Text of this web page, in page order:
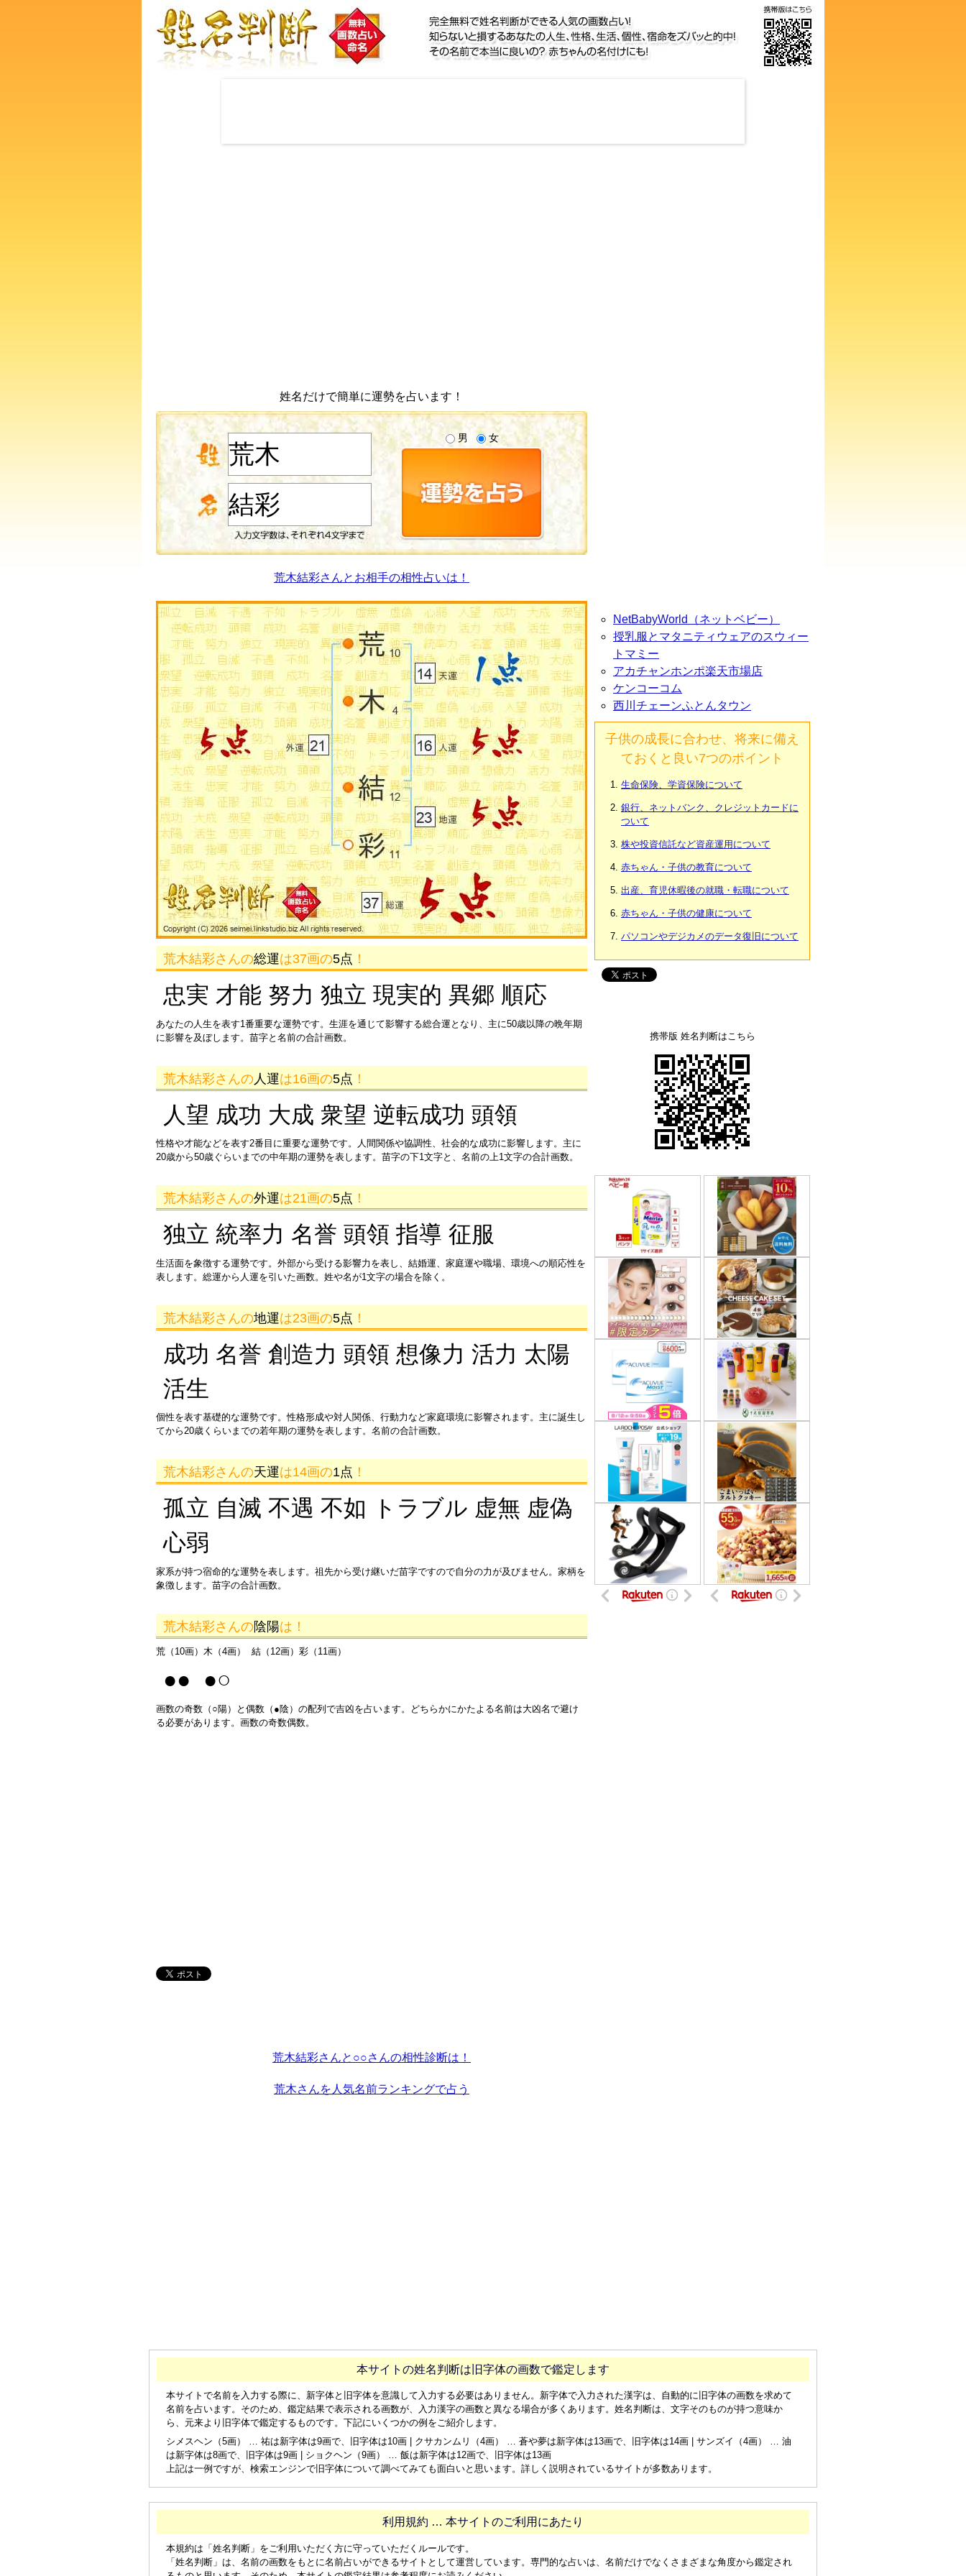
姓名だけで簡単に運勢を占います！
男 女
荒木結彩さんとお相手の相性占いは！
荒木結彩さんの総運は37画の5点 ！
忠実 才能 努力 独立 現実的 異郷 順応
あなたの人生を表す1番重要な運勢です。生涯を通じて影響する総合運となり、主に50歳以降の晩年期
に影響を及ぼします。苗字と名前の合計画数。
荒木結彩さんの 人運は16画の5点 ！
人望 成功 大成 衆望 逆転成功 頭領
性格や才能などを表す2番目に重要な運勢です。人間関係や協調性、社会的な成功に影響します。主に
20歳から50歳ぐらいまでの中年期の運勢を表します。苗字の下1文字と、名前の上1文字の合計画数。
荒木結彩さんの外運は21画の5点 ！
独立 統率力 名誉 頭領 指導 征服
生活面を象徴する運勢です。外部から受ける影響力を表し、結婚運、家庭運や職場、環境への順応性を
表します。総運から人運を引いた画数。姓や名が1文字の場合を除く。
荒木結彩さんの地運は23画の5点 ！
成功 名誉 創造力 頭領 想像力 活力 太陽
活生
個性を表す基礎的な運勢です。性格形成や対人関係、行動力など家庭環境に影響されます。主に誕生し
てから20歳くらいまでの若年期の運勢を表します。名前の合計画数。
荒木結彩さんの天運は14画の1点 ！
孤立 自滅 不遇 不如 トラブル 虚無 虚偽
心弱
家系が持つ宿命的な運勢を表します。祖先から受け継いだ苗字ですので自分の力が及びません。家柄を
象徴します。苗字の合計画数。
荒木結彩さんの陰陽は！
荒（10画）木（4画） 結（12画）彩（11画）
●● ●○
画数の奇数（○陽）と偶数（●陰）の配列で吉凶を占います。どちらかにかたよる名前は大凶名で避け
る必要があります。画数の奇数偶数。
荒木結彩さんと○○さんの相性診断は！
荒木さんを人気名前ランキングで占う
NetBabyWorld（ネットベビー）
授乳服とマタニティウェアのスウィー
トマミー
アカチャンホンポ楽天市場店
ケンコーコム
西川チェーンふとんタウン
子供の成長に合わせ、将来に備え
ておくと良い7つのポイント
生命保険、学資保険について
銀行、ネットバンク、クレジットカードに
ついて
株や投資信託など資産運用について
赤ちゃん・子供の教育について
出産、育児休暇後の就職・転職について
赤ちゃん・子供の健康について
パソコンやデジカメのデータ復旧について
携帯版 姓名判断はこちら
本サイトの姓名判断は旧字体の画数で鑑定します
本サイトで名前を入力する際に、新字体と旧字体を意識して入力する必要はありません。新字体で入力された漢字は、自動的に旧字体の画数を求めて
名前を占います。そのため、鑑定結果で表示される画数が、入力漢字の画数と異なる場合が多くあります。姓名判断は、文字そのものが持つ意味か
ら、元来より旧字体で鑑定するものです。下記にいくつかの例をご紹介します。
シメスヘン（5画） … 祐は新字体は9画で、旧字体は10画 | クサカンムリ（4画） … 蒼や夢は新字体は13画で、旧字体は14画 | サンズイ（4画） … 油
は新字体は8画で、旧字体は9画 | ショクヘン（9画） … 飯は新字体は12画で、旧字体は13画
上記は一例ですが、検索エンジンで旧字体について調べてみても面白いと思います。詳しく説明されているサイトが多数あります。
利用規約 … 本サイトのご利用にあたり
本規約は「姓名判断」をご利用いただく方に守っていただくルールです。
「姓名判断」は、名前の画数をもとに名前占いができるサイトとして運営しています。専門的な占いは、名前だけでなくさまざまな角度から鑑定され